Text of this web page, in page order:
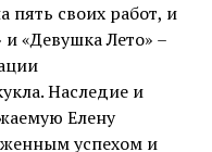
пять своих работ, и
«Девушка Лето» –
Наследие и
Елену
успехом и